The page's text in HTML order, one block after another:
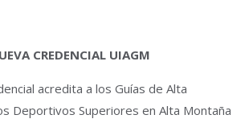
CREDENCIAL UIAGM
acredita a los Guías de Alta
Deportivos Superiores en Alta Montaña